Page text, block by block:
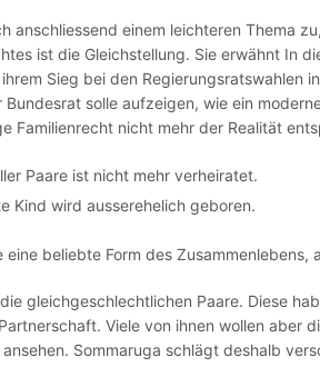
anschliessend einem leichteren Thema
ist die Gleichstellung. Sie erwähnt In
Sieg bei den Regierungsratswahlen
solle aufzeigen, wie ein
Familienrecht nicht mehr der Realität
Paare ist nicht mehr verheiratet.
Kind wird ausserehelich geboren.
eine beliebte Form des Zusammenlebens,
gleichgeschlechtlichen Paare. Diese
Viele von ihnen wollen aber
Sommaruga schlägt deshalb